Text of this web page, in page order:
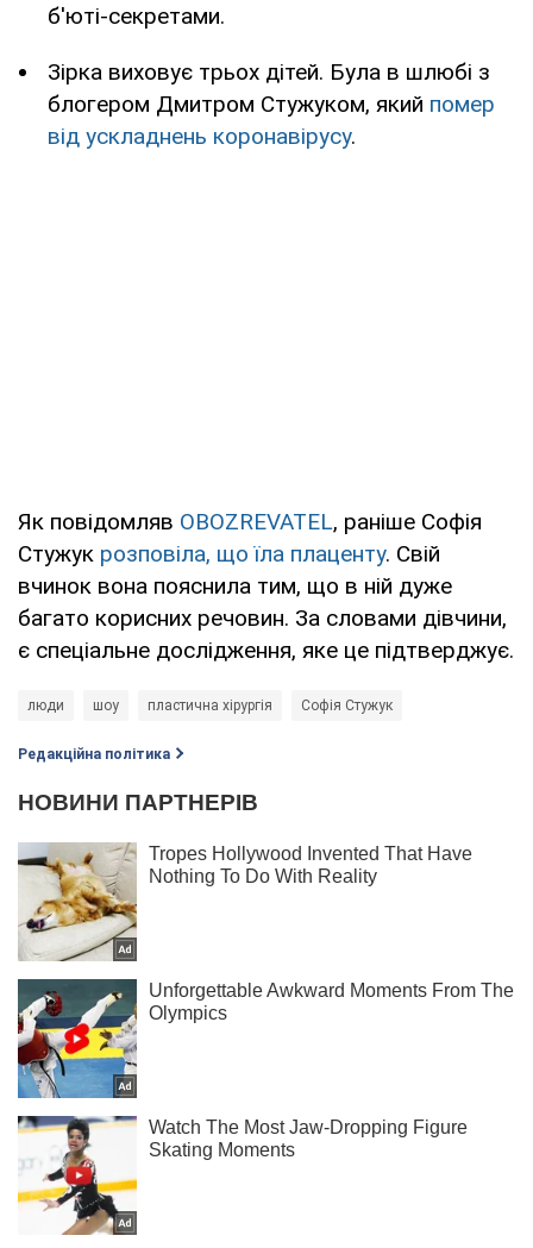
б'юті-секретами.
Зірка виховує трьох дітей. Була в шлюбі з
блогером Дмитром Стужуком, який помер
від ускладнень коронавірусу.
Як повідомляв OBOZREVATEL, раніше Софія
Стужук розповіла, що їла плаценту. Свій
вчинок вона пояснила тим, що в ній дуже
багато корисних речовин. За словами дівчини,
є спеціальне дослідження, яке це підтверджує.
люди шоу пластична хірургія Софія Стужук
Редакційна політика